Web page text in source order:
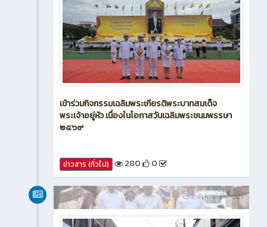
เข้าร่วมกิจกรรมเฉลิมพระเกียรติพระบาทสมเด็จ
พระเจ้าอยู่หัว เนื่องในโอกาสวันเฉลิมพระชนมพรรษา
๒๕๖๙
ข่าวสาร (ทั่วไป) 280 0
2 สัปดาห์ ที่ผ่านมา
新闻